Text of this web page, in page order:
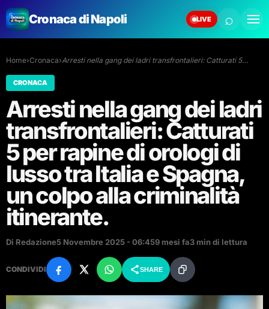
Cronaca di Napoli LIVE ⌕
Home›Cronaca›Arresti nella gang dei ladri transfrontalieri: Catturati 5…
CRONACA
Arresti nella gang dei ladri
transfrontalieri: Catturati
5 per rapine di orologi di
lusso tra Italia e Spagna,
un colpo alla criminalità
itinerante.
Di Redazione5 Novembre 2025 - 06:459 mesi fa3 min di lettura
CONDIVIDI SHARE